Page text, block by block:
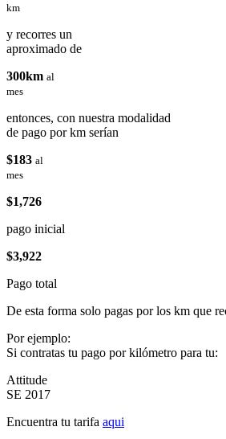
km
y recorres un
aproximado de
300km al
mes
entonces, con nuestra modalidad
de pago por km serían
$183 al
mes
$1,726
pago inicial
$3,922
Pago total
De esta forma solo pagas por los km que
Por ejemplo:
Si contratas tu pago por kilómetro para tu:
Attitude
SE 2017
Encuentra tu tarifa aqui